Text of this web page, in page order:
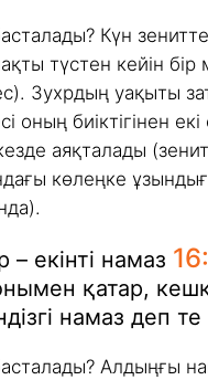
Күн
түстен кейін бір
Зухрдың уақыты
оның биіктігінен
аяқталады (зенит
көлеңке
– екінті намаз
қатар,
намаз деп
Алдыңғы